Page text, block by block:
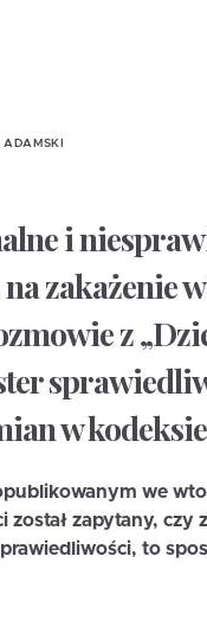
i
zakażenie
z
w
we
został zapytany,
to